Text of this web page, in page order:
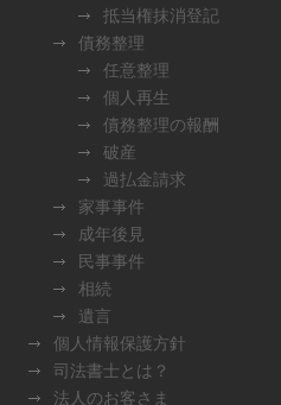
抵当権抹消登記
債務整理
任意整理
個人再生
債務整理の報酬
破産
過払金請求
家事事件
成年後見
民事事件
相続
遺言
個人情報保護方針
司法書士とは？
法人のお客さま